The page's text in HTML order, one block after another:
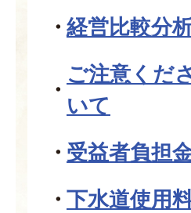
経営比較分
ご注意くだ
いて
受益者負担
下水道使用